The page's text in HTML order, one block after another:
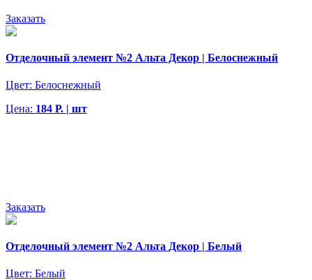
Заказать
Отделочный элемент №2 Альта Декор | Белоснежный
Цвет: Белоснежный
Цена: 184 Р. | шт
Заказать
Отделочный элемент №2 Альта Декор | Белый
Цвет: Белый